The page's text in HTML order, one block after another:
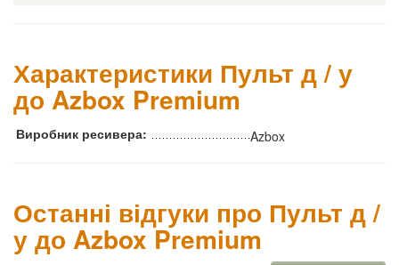
Характеристики Пульт д / у
до Azbox Premium
Виробник ресивера: Azbox
Останні відгуки про Пульт д /
у до Azbox Premium